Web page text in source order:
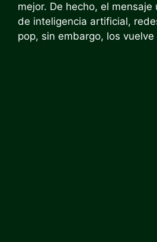
mejor. De hecho, el
de inteligencia artificial,
pop, sin embargo, los